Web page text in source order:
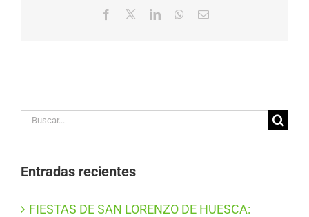
Facebook LinkedInWhatsApp
Correo
Buscar:
Entradas recientes
FIESTAS DE SAN LORENZO DE HUESCA: